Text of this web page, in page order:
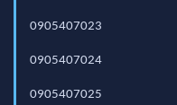
0905407023
0905407024
0905407025